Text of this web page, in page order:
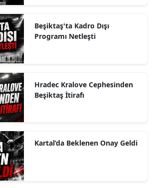
Beşiktaş'ta Kadro Dışı
Programı Netleşti
Hradec Kralove Cephesinden
Beşiktaş İtirafı
Kartal’da Beklenen Onay Geldi